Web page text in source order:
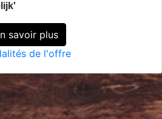
savoir plus
de l'offre